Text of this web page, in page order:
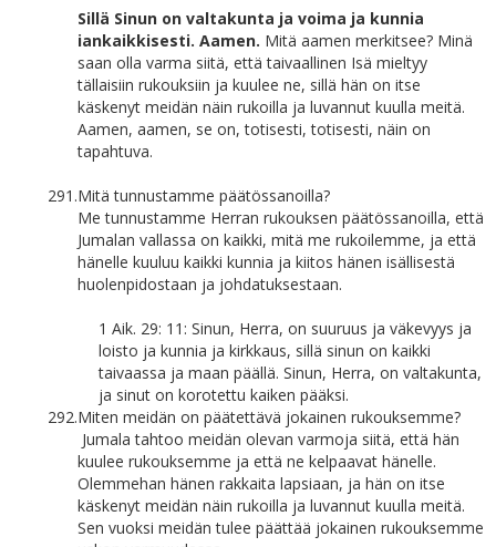
Sillä Sinun on valtakunta ja voima ja kunnia
iankaikkisesti. Aamen. Mitä aamen merkitsee? Minä
saan olla varma siitä, että taivaallinen Isä mieltyy
tällaisiin rukouksiin ja kuulee ne, sillä hän on itse
käskenyt meidän näin rukoilla ja luvannut kuulla meitä.
Aamen, aamen, se on, totisesti, totisesti, näin on
tapahtuva.
291.Mitä tunnustamme päätössanoilla?
Me tunnustamme Herran rukouksen päätössanoilla, että
Jumalan vallassa on kaikki, mitä me rukoilemme, ja että
hänelle kuuluu kaikki kunnia ja kiitos hänen isällisestä
huolenpidostaan ja johdatuksestaan.
1 Aik. 29: 11: Sinun, Herra, on suuruus ja väkevyys ja
loisto ja kunnia ja kirkkaus, sillä sinun on kaikki
taivaassa ja maan päällä. Sinun, Herra, on valtakunta,
ja sinut on korotettu kaiken pääksi.
292.Miten meidän on päätettävä jokainen rukouksemme?
Jumala tahtoo meidän olevan varmoja siitä, että hän
kuulee rukouksemme ja että ne kelpaavat hänelle.
Olemmehan hänen rakkaita lapsiaan, ja hän on itse
käskenyt meidän näin rukoilla ja luvannut kuulla meitä.
Sen vuoksi meidän tulee päättää jokainen rukouksemme